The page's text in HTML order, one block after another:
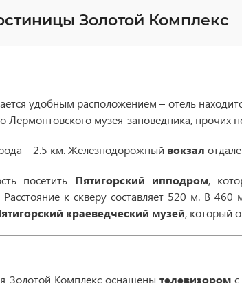
Золотой Комплекс
удобным расположением – отель
Лермонтовского музея-заповедника, прочих
– 2.5 км. Железнодорожный вокзал
посетить Пятигорский ипподром,
Расстояние к скверу составляет 520 м. В 460
краеведческий музей, который
Золотой Комплекс оснащены телевизором